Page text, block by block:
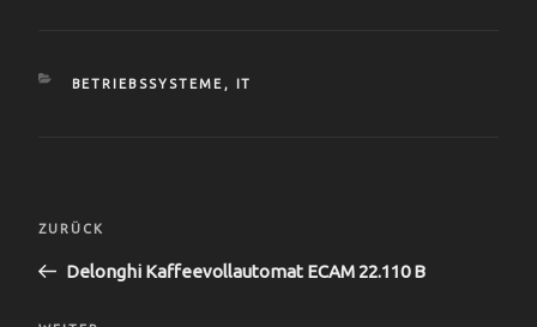
KATEGORIEN
BETRIEBSSYSTEME , IT
Vorheriger
ZURÜCK
Delonghi Kaffeevollautomat ECAM 22.110 B